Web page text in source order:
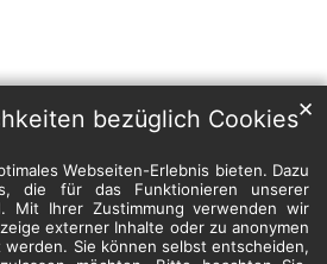
bezüglich Cookies
Webseiten-Erlebnis bieten. Dazu
die für das Funktionieren unserer
Mit Ihrer Zustimmung verwenden wir
externer Inhalte oder zu anonymen
Sie können selbst entscheiden,
✕